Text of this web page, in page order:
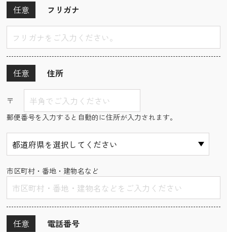
フリガナ
任意
住所
任意
〒
郵便番号を入力すると自動的に住所が入力されます。
市区町村・番地・建物名など
電話番号
任意